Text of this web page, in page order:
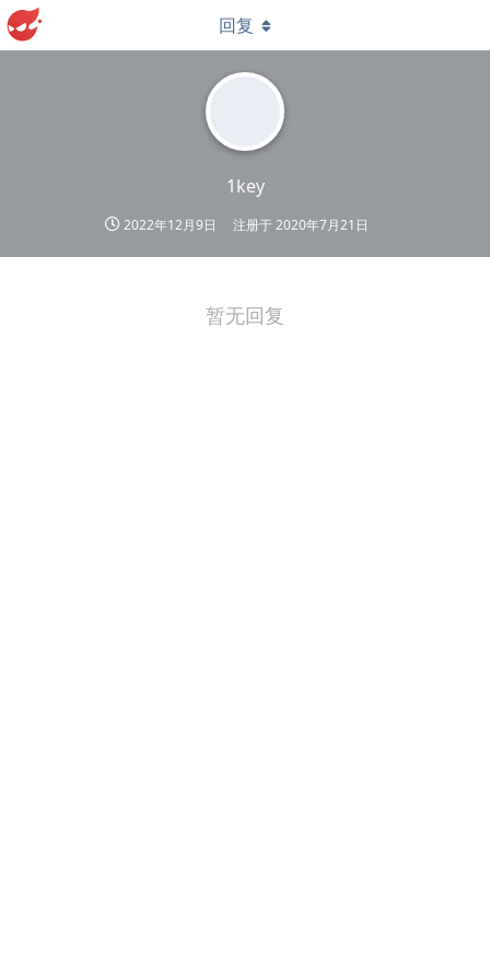
1key
2022年12月9日 注册于2020年7月21日
回复
暂无回复